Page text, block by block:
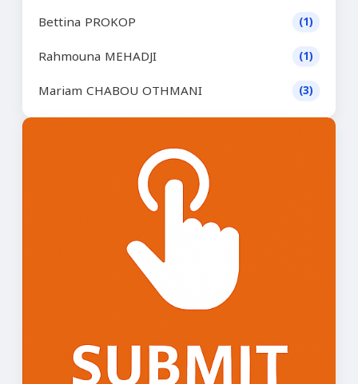
Bettina PROKOP (1)
Rahmouna MEHADJI (1)
Mariam CHABOU OTHMANI (3)